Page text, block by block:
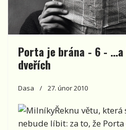
Porta je brána - 6 - …a
dveřích
Dasa 27. únor 2010
Řeknu větu, která
nebude líbit: za to, že Porta